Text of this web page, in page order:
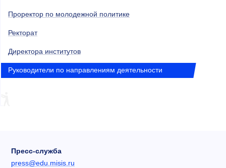
Проректор по молодежной политике
Ректорат
Директора институтов
Руководители по направлениям деятельности
Пресс-служба
press@edu.misis.ru